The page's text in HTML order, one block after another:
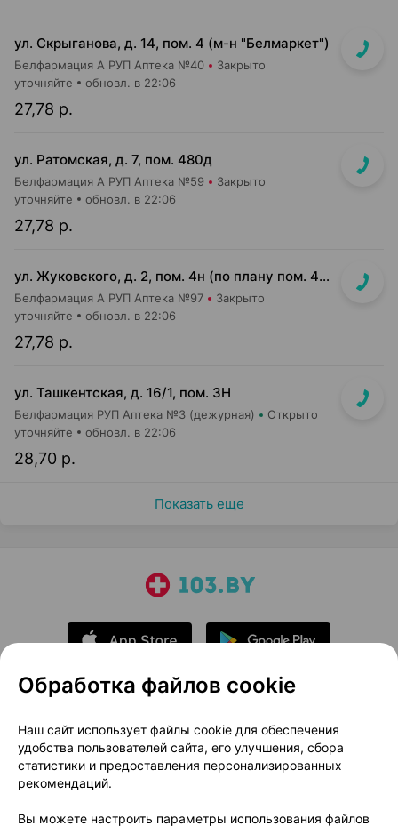
ул. Скрыганова, д. 14, пом. 4 (м-н "Белмаркет")
Белфармация А РУП Аптека №40 Закрыто
27,78 р.
уточняйте обновл. в 22:06
ул. Ратомская, д. 7, пом. 480д
Белфармация А РУП Аптека №59 Закрыто
27,78 р.
уточняйте обновл. в 22:06
ул. Жуковского, д. 2, пом. 4н (по плану пом. 4н-1-4н-4)
Белфармация А РУП Аптека №97 Закрыто
27,78 р.
уточняйте обновл. в 22:06
ул. Ташкентская, д. 16/1, пом. 3Н
Белфармация РУП Аптека №3 (дежурная) Открыто
28,70 р.
уточняйте обновл. в 22:06
Показать еще
О проекте
Новости проекта
Размещение рекламы
Медицинский маркетинг
Публичный договор
Доставка
Обработка файлов cookie
Наш сайт использует файлы cookie для обеспечения
удобства пользователей сайта, его улучшения, сбора
статистики и предоставления персонализированных
рекомендаций.
Вы можете настроить параметры использования файлов